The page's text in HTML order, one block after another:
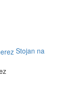
Stojan na